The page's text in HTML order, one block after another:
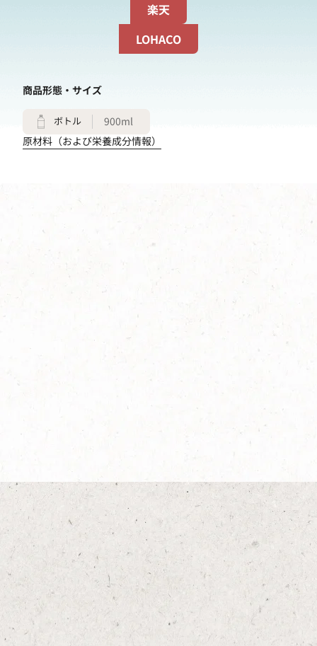
楽天
LOHACO
商品形態・サイズ
ボトル
900ml
原材料（および栄養成分情報）
ネスカフェ エクセラ ボトル
コーヒー 無糖